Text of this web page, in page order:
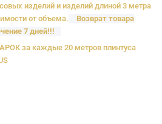
изделий и изделий длиной 3 метра
от объема.
Возврат товара
7 дней!!!
за каждые 20 метров плинтуса